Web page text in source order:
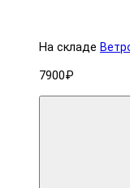
На складе
7900₽